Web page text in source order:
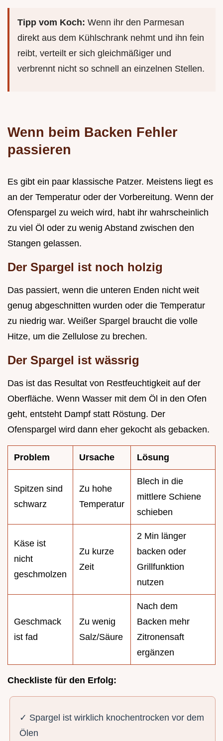
Tipp vom Koch: Wenn ihr den Parmesan
direkt aus dem Kühlschrank nehmt und ihn fein
reibt, verteilt er sich gleichmäßiger und
verbrennt nicht so schnell an einzelnen Stellen.
Wenn beim Backen Fehler
passieren
Es gibt ein paar klassische Patzer. Meistens liegt es
an der Temperatur oder der Vorbereitung. Wenn der
Ofenspargel zu weich wird, habt ihr wahrscheinlich
zu viel Öl oder zu wenig Abstand zwischen den
Stangen gelassen.
Der Spargel ist noch holzig
Das passiert, wenn die unteren Enden nicht weit
genug abgeschnitten wurden oder die Temperatur
zu niedrig war. Weißer Spargel braucht die volle
Hitze, um die Zellulose zu brechen.
Der Spargel ist wässrig
Das ist das Resultat von Restfeuchtigkeit auf der
Oberfläche. Wenn Wasser mit dem Öl in den Ofen
geht, entsteht Dampf statt Röstung. Der
Ofenspargel wird dann eher gekocht als gebacken.
Problem Ursache Lösung
Spitzen sind
schwarz
Zu hohe
Temperatur
Blech in die
mittlere Schiene
schieben
Käse ist
nicht
geschmolzen
Zu kurze
Zeit
2 Min länger
backen oder
Grillfunktion
nutzen
Geschmack
ist fad
Zu wenig
Salz/Säure
Nach dem
Backen mehr
Zitronensaft
ergänzen
Checkliste für den Erfolg:
✓ Spargel ist wirklich knochentrocken vor dem
Ölen